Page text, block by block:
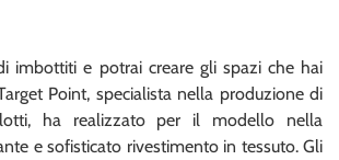
imbottiti e potrai creare gli spazi che hai
Point, specialista nella produzione di
ha realizzato per il modello nella
e sofisticato rivestimento in tessuto. Gli